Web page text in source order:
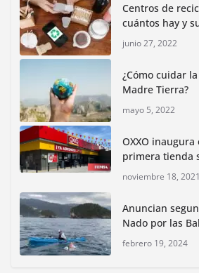
junio 15, 2026
Inauguran nuevo Embarcadero
reactivar la zona lacustre de
junio 4, 2026
Rompe CDMX récords Reto
lidera la biodiversidad nacional
mayo 18, 2026
bioculturales
huertos
polinizadores
Centros de
cuántos hay y
junio 27, 2022
¿Cómo cuidar
Madre Tierra?
mayo 5, 2022
OXXO
primera tienda
noviembre 18, 2021
Anuncian
Nado por las
febrero 19, 2024